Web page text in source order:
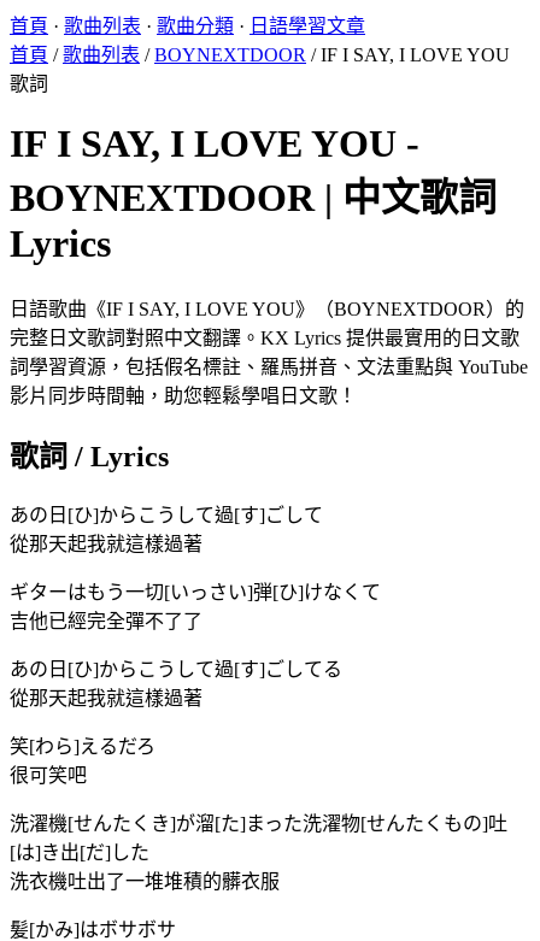
首頁 · 歌曲列表 · 歌曲分類 · 日語學習文章
首頁 /歌曲列表 /BOYNEXTDOOR /IF I SAY, I LOVE YOU
歌詞
IF I SAY, I LOVE YOU -
BOYNEXTDOOR | 中文歌詞
Lyrics
日語歌曲《IF I SAY, I LOVE YOU》（BOYNEXTDOOR）的
完整日文歌詞對照中文翻譯。KX Lyrics 提供最實用的日文歌
詞學習資源，包括假名標註、羅馬拼音、文法重點與 YouTube
影片同步時間軸，助您輕鬆學唱日文歌！
歌詞 / Lyrics
あの日[ひ]からこうして過[す]ごして
從那天起我就這樣過著
ギターはもう一切[いっさい]弾[ひ]けなくて
吉他已經完全彈不了了
あの日[ひ]からこうして過[す]ごしてる
從那天起我就這樣過著
笑[わら]えるだろ
很可笑吧
洗濯機[せんたくき]が溜[た]まった洗濯物[せんたくもの]吐
[は]き出[だ]した
洗衣機吐出了一堆堆積的髒衣服
髪[かみ]はボサボサ